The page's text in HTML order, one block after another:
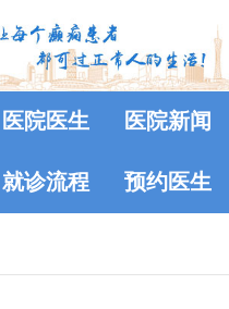
医院医生 医院新闻
就诊流程 预约医生